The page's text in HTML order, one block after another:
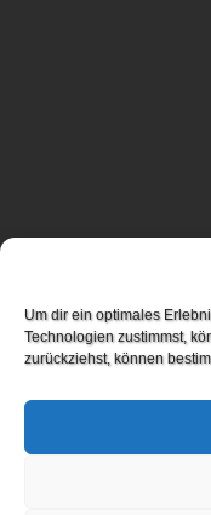
Um dir ein optimales
Technologien zustimmst,
zurückziehst, können